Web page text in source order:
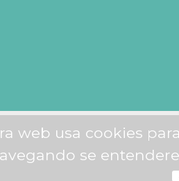
web usa cookies
se